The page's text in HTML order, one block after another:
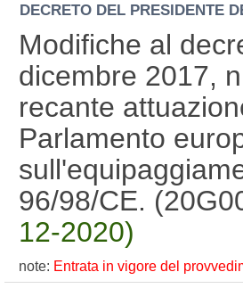
DECRETO DEL PRESIDENTE
Modifiche al
dicembre 2017,
recante
Parlamento
96/98/CE.
12-2020)
note: Entrata in vigore del